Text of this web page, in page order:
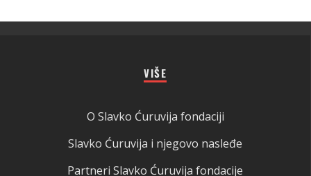
VIŠE
O Slavko Ćuruvija fondaciji
Slavko Ćuruvija i njegovo nasleđe
Partneri Slavko Ćuruvija fondacije